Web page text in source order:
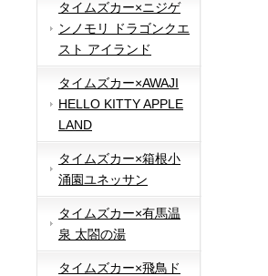
タイムズカー×ニジゲ
ンノモリ ドラゴンクエ
スト アイランド
タイムズカー×AWAJI
HELLO KITTY APPLE
LAND
タイムズカー×箱根小
涌園ユネッサン
タイムズカー×有馬温
泉 太閤の湯
タイムズカー×飛鳥ド